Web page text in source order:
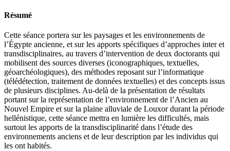
Résumé
Cette séance portera sur les paysages et les environnements de
l’Égypte ancienne, et sur les apports spécifiques d’approches inter et
transdisciplinaires, au travers d’intervention de deux doctorants qui
mobilisent des sources diverses (iconographiques, textuelles,
géoarchéologiques), des méthodes reposant sur l’informatique
(télédétection, traitement de données textuelles) et des concepts issus
de plusieurs disciplines. Au-delà de la présentation de résultats
portant sur la représentation de l’environnement de l’Ancien au
Nouvel Empire et sur la plaine alluviale de Louxor durant la période
hellénistique, cette séance mettra en lumière les difficultés, mais
surtout les apports de la transdisciplinarité dans l’étude des
environnements anciens et de leur description par les individus qui
les ont habités.